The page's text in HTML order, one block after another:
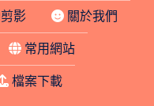
影 關於我們
常用網站
檔案下載